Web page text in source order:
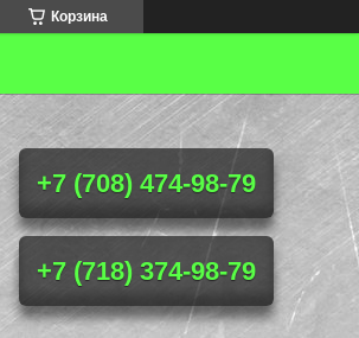
Корзина
+7 (708) 474-98-79
+7 (718) 374-98-79